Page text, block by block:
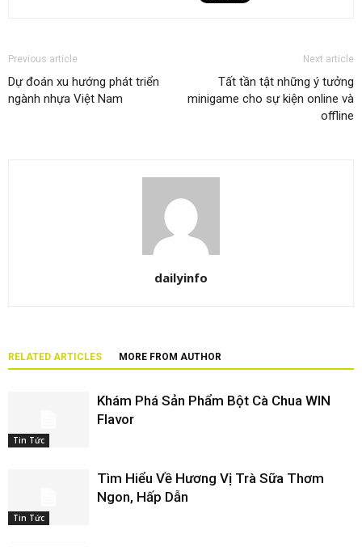
Previous article
Dự đoán xu hướng phát triển
ngành nhựa Việt Nam
Next article
Tất tần tật những ý tưởng
minigame cho sự kiện online và
offline
dailyinfo
RELATED ARTICLES MORE FROM AUTHOR
Tin Tức
Khám Phá Sản Phẩm Bột Cà Chua WIN
Flavor
Tin Tức
Tìm Hiểu Về Hương Vị Trà Sữa Thơm
Ngon, Hấp Dẫn